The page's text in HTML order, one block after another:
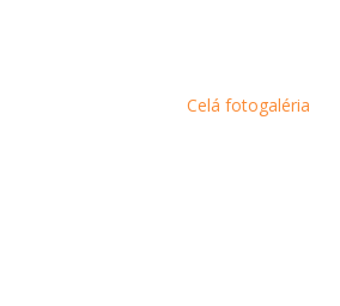
Celá fotogaléria